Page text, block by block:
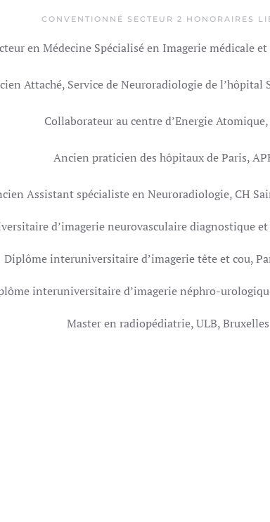
CONVENTIONNÉ SECTEUR 2 HONORAIRES
en Médecine Spécialisé en Imagerie médicale
Attaché, Service de Neuroradiologie de l’hôpital
Collaborateur au centre d’Energie Atomique,
Ancien praticien des hôpitaux de Paris,
Assistant spécialiste en Neuroradiologie, CH
d’imagerie neurovasculaire diagnostique et
Diplôme interuniversitaire d’imagerie tête et cou,
interuniversitaire d’imagerie néphro-
Master en radiopédiatrie, ULB, Bruxelles